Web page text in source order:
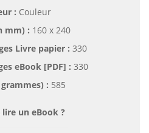
: Couleur
mm) : 160 x 240
Livre papier : 330
eBook [PDF] : 330
: 585
un eBook ?